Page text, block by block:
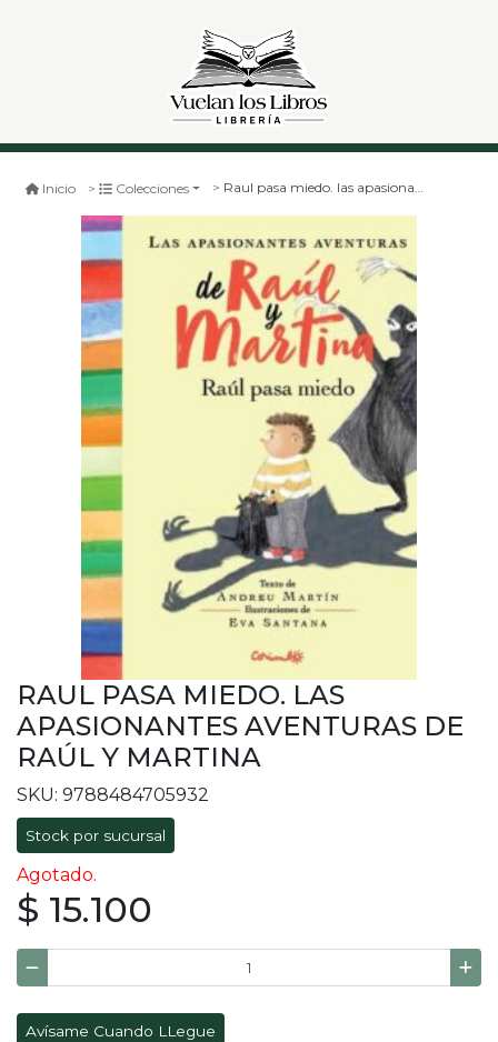
Inicio Colecciones Raul pasa miedo. las apasionantes aventuras de raúl y martina
RAUL PASA MIEDO. LAS
APASIONANTES AVENTURAS DE
RAÚL Y MARTINA
SKU: 9788484705932
Stock por sucursal
Agotado.
$ 15.100
Avísame Cuando LLegue